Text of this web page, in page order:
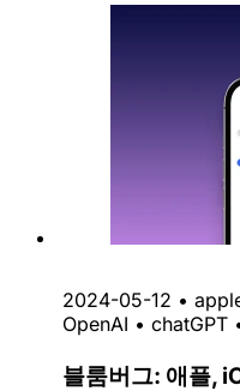
2024-05-12 •
OpenAI • chatGPT
블룸버그: 애플,